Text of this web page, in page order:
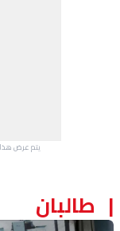
ثقافة ومجتمع
طالبان